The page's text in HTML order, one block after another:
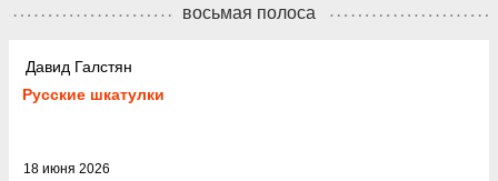
восьмая полоса
Давид Галстян
Русские шкатулки
18 июня 2026